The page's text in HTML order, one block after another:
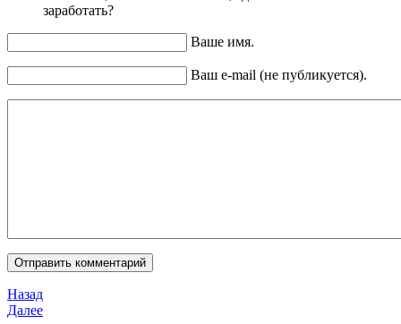
заработать?
Ваше имя.
Ваш e-mail (не публикуется).
Назад
Далее